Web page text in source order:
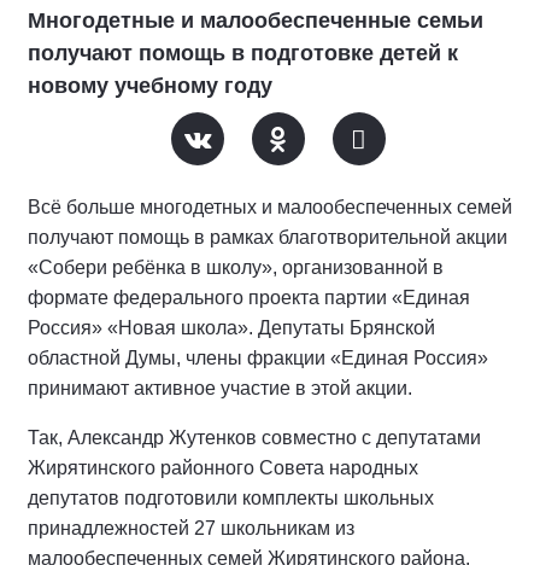
Многодетные и малообеспеченные семьи
получают помощь в подготовке детей к
новому учебному году
Всё больше многодетных и малообеспеченных семей
получают помощь в рамках благотворительной акции
«Собери ребёнка в школу», организованной в
формате федерального проекта партии «Единая
Россия» «Новая школа». Депутаты Брянской
областной Думы, члены фракции «Единая Россия»
принимают активное участие в этой акции.
Так, Александр Жутенков совместно с депутатами
Жирятинского районного Совета народных
депутатов подготовили комплекты школьных
принадлежностей 27 школьникам из
малообеспеченных семей Жирятинского района.